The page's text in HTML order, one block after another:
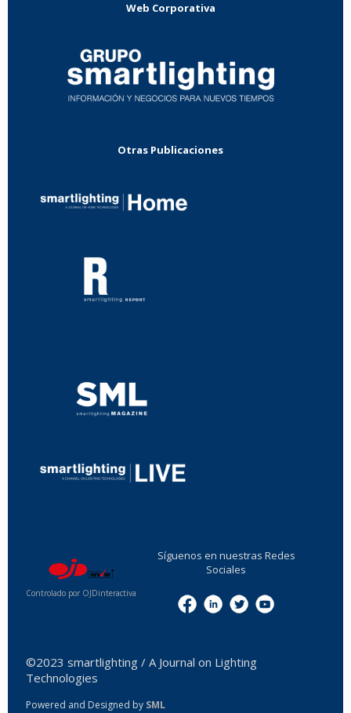
Web Corporativa
Otras Publicaciones
Controlado por OJDinteractiva
Síguenos en nuestras Redes
Sociales
©2023 smartlighting / A Journal on Lighting
Technologies
Powered and Designed by SML